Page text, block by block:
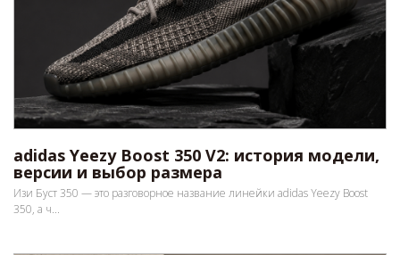
adidas Yeezy Boost 350 V2: история модели,
версии и выбор размера
Изи Буст 350 — это разговорное название линейки adidas Yeezy Boost
350, а ч...